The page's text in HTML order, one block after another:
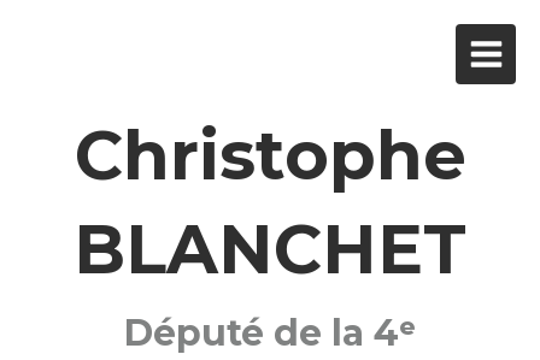
Christophe
BLANCHET
Député de la 4ᵉ